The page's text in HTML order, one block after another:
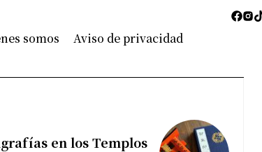
somos Aviso de privacidad
en los Templos